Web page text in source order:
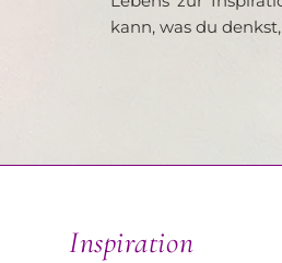
kann, was du
Inspiration